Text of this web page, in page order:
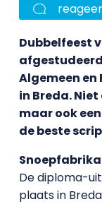
reageer
Dubbelfeest
Algemeen en
in Breda.
maar ook
de beste
De diploma-
plaats in